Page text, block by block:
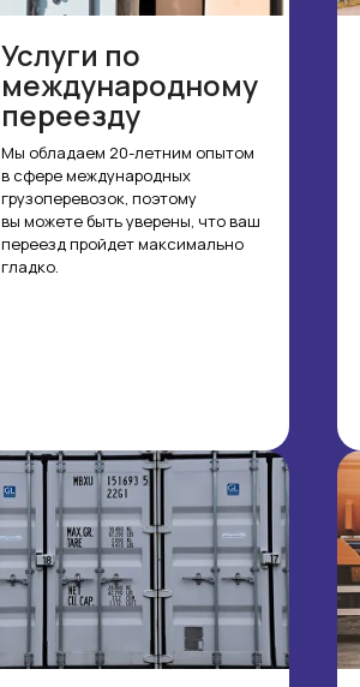
Услуги по
международному
переезду
Мы обладаем 20-летним опытом
в сфере международных
грузоперевозок, поэтому
вы можете быть уверены, что ваш
переезд пройдет максимально
гладко.